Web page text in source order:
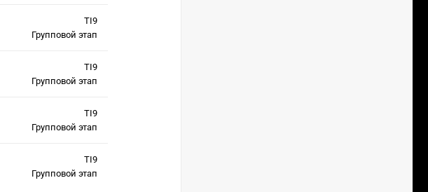
TI9
Групповой этап
TI9
Групповой этап
TI9
Групповой этап
TI9
Групповой этап